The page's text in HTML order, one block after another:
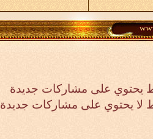
يحتوي على مشاركات جديدة
يحتوي على مشاركات جديدة